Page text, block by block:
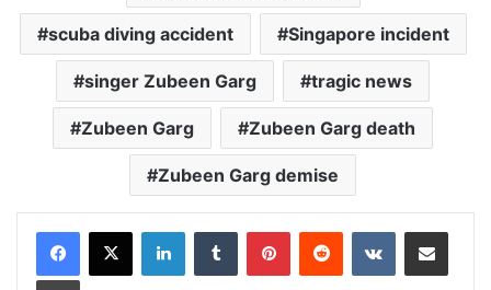
scuba diving accident Singapore incident
singer Zubeen Garg tragic news
Zubeen Garg Zubeen Garg death
Zubeen Garg demise
LinkedInTumblr PinterestReddit VKontakteShare via Email
Print